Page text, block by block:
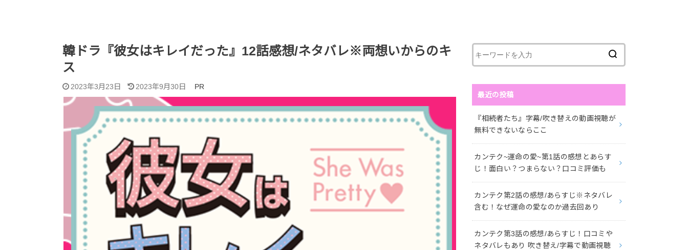
韓ドラ『彼女はキレイだった』12話感想/ネタバレ※両想いからのキ
ス
2023年3月23日 2023年9月30日 PR
最近の投稿
『相続者たち』字幕/吹き替えの動画視聴が
無料できないならここ
カンテク~運命の愛~第1話の感想とあらす
じ！面白い？つまらない？口コミ評価も
カンテク第2話の感想/あらすじ※ネタバレ
含む！なぜ運命の愛なのか過去回あり
カンテク第3話の感想/あらすじ！口コミや
ネタバレもあり 吹き替え/字幕で動画視聴